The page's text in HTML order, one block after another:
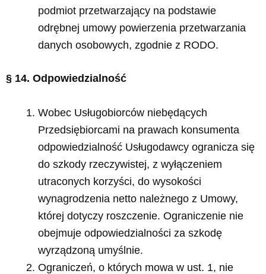
podmiot przetwarzający na podstawie
odrębnej umowy powierzenia przetwarzania
danych osobowych, zgodnie z RODO.
§ 14. Odpowiedzialność
Wobec Usługobiorców niebędących
Przedsiębiorcami na prawach konsumenta
odpowiedzialność Usługodawcy ogranicza się
do szkody rzeczywistej, z wyłączeniem
utraconych korzyści, do wysokości
wynagrodzenia netto należnego z Umowy,
której dotyczy roszczenie. Ograniczenie nie
obejmuje odpowiedzialności za szkodę
wyrządzoną umyślnie.
Ograniczeń, o których mowa w ust. 1, nie